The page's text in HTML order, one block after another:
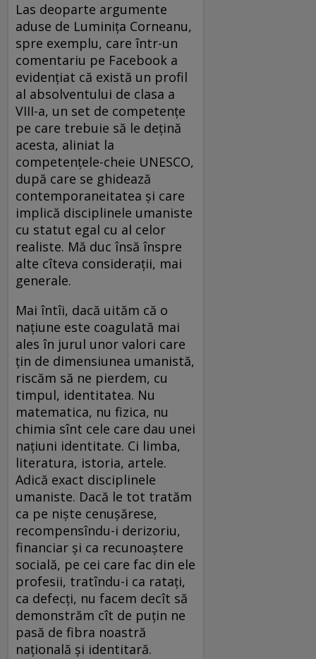
Las deoparte argumente
aduse de Luminița Corneanu,
spre exemplu, care într-un
comentariu pe Facebook a
evidențiat că există un profil
al absolventului de clasa a
VIII-a, un set de competențe
pe care trebuie să le dețină
acesta, aliniat la
competențele-cheie UNESCO,
după care se ghidează
contemporaneitatea și care
implică disciplinele umaniste
cu statut egal cu al celor
realiste. Mă duc însă înspre
alte cîteva considerații, mai
generale.
Mai întîi, dacă uităm că o
națiune este coagulată mai
ales în jurul unor valori care
țin de dimensiunea umanistă,
riscăm să ne pierdem, cu
timpul, identitatea. Nu
matematica, nu fizica, nu
chimia sînt cele care dau unei
națiuni identitate. Ci limba,
literatura, istoria, artele.
Adică exact disciplinele
umaniste. Dacă le tot tratăm
ca pe niște cenușărese,
recompensîndu-i derizoriu,
financiar și ca recunoaștere
socială, pe cei care fac din ele
profesii, tratîndu-i ca ratați,
ca defecți, nu facem decît să
demonstrăm cît de puțin ne
pasă de fibra noastră
națională și identitară.